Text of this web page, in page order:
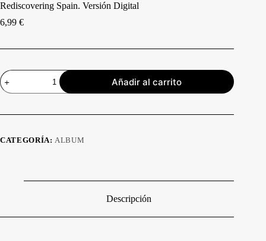
Rediscovering Spain. Versión Digital
6,99 €
Rediscovering
Spain.
Versión
cantidad
Añadir al carrito
CATEGORÍA:ALBUM
Descripción